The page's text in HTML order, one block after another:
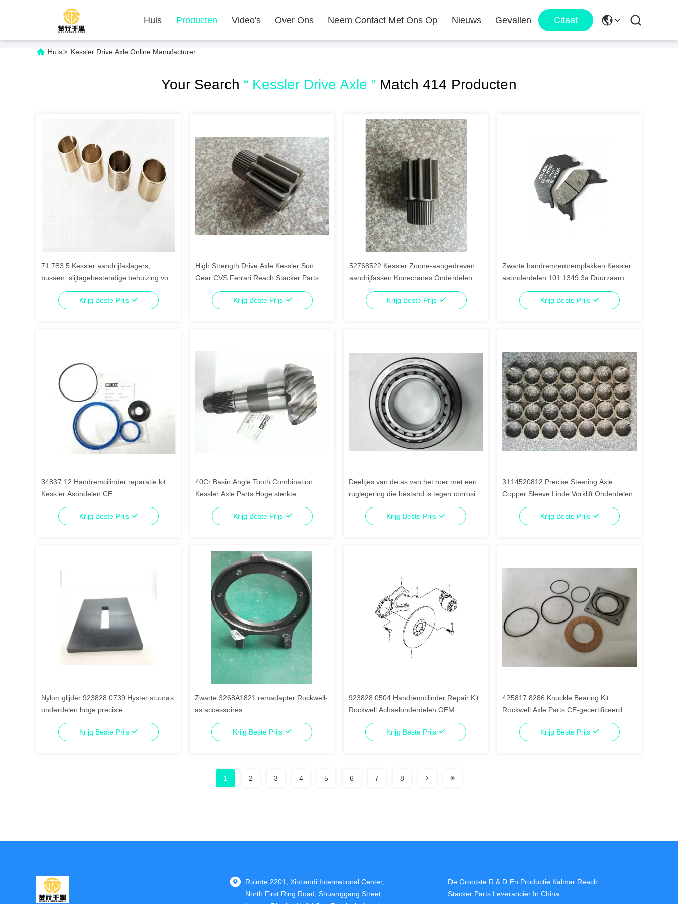
Huis Producten Video's Over Ons Neem Contact Met Ons Op Nieuws Gevallen Citaat
Huis> Kessler Drive Axle Online Manufacturer
Your Search “ Kessler Drive Axle ” Match 414 Producten
71.783.5 Kessler aandrijfaslagers,
bussen, slijtagebestendige behuizing voor
bereikstackers
Krijg Beste Prijs
High Strength Drive Axle Kessler Sun
Gear CVS Ferrari Reach Stacker Parts
Krijg Beste Prijs
52768522 Kessler Zonne-aangedreven
aandrijfassen Konecranes Onderdelen
Hittebestendige SMV4531TB5
Krijg Beste Prijs
Zwarte handremremremplakken Kessler
asonderdelen 101.1349.3a Duurzaam
Krijg Beste Prijs
34837.12 Handremcilinder reparatie kit
Kessler Asondelen CE
Krijg Beste Prijs
40Cr Basin Angle Tooth Combination
Kessler Axle Parts Hoge sterkte
Krijg Beste Prijs
Deeltjes van de as van het roer met een
ruglegering die bestand is tegen corrosie
bij zware werkzaamheden
Krijg Beste Prijs
3114520812 Precise Steering Axle
Copper Sleeve Linde Vorklift Onderdelen
Krijg Beste Prijs
Nylon glijder 923828.0739 Hyster stuuras
onderdelen hoge precisie
Krijg Beste Prijs
Zwarte 3268A1821 remadapter Rockwell-
as accessoires
Krijg Beste Prijs
923828.0504 Handremcilinder Repair Kit
Rockwell Achselonderdelen OEM
Krijg Beste Prijs
425817.8286 Knuckle Bearing Kit
Rockwell Axle Parts CE-gecertificeerd
Krijg Beste Prijs
1 2 3 4 5 6 7 8
Ruimte 2201, Xintiandi International Center,
North First Ring Road, Shuanggang Street,
De Grootste R & D En Productie Kalmar Reach
Stacker Parts Leverancier In China